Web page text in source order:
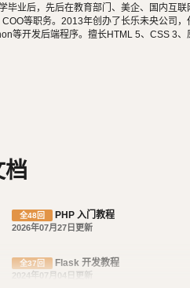
毕业后，先后在教育部门、美企、国内互联
等职务。2013年创办了长乐未央公司，任职
等开发后端程序。擅长HTML 5、CSS 3、
档
全48回 PHP 入门教程
2026年07月27日更新
全37回 Flask 开发教程
2024年07月04日更新